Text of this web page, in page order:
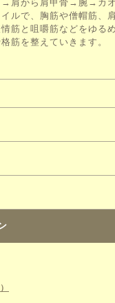
→肩から肩甲骨→腕→カ
ルで、胸筋や僧帽筋、
筋と咀嚼筋などをゆる
筋を整えていきます。